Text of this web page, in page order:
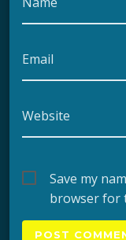
Email
Website
Save my
browser for